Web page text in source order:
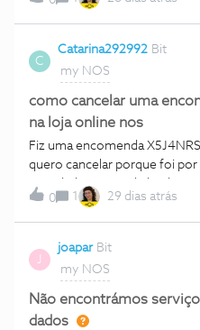
que não tenho contratos
entendo o que se passou.
C
Catarina292992 Bit
my NOS
como cancelar uma
na loja online nos
Fiz uma encomenda
quero cancelar porque foi
quando ligo para a linha de
com os seguintes dados,
essa encomenda apesar de
nenhum esim
0 1 29 dias atrás
joapar Bit
my NOS
Não encontrámos
dados